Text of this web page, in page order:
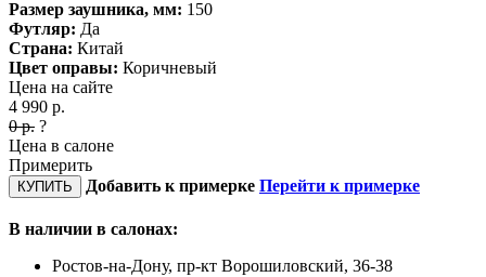
Размер заушника, мм: 150
Футляр: Да
Страна: Китай
Цвет оправы: Коричневый
Цена на сайте
4 990 р.
0р. ?
Цена в салоне
Примерить
КУПИТЬ Добавить к примерке Перейти к примерке
В наличии в салонах:
Ростов-на-Дону, пр-кт Ворошиловский, 36-38